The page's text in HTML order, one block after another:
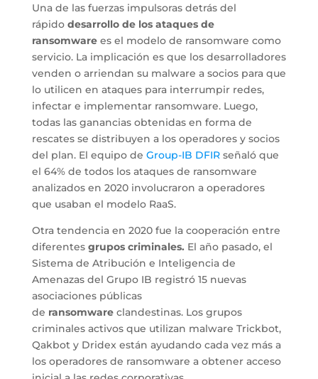
Una de las fuerzas impulsoras detrás del
rápido desarrollo de los ataques de
ransomwarees el modelo de ransomware como
servicio. La implicación es que los desarrolladores
venden o arriendan su malware a socios para que
lo utilicen en ataques para interrumpir redes,
infectar e implementar ransomware. Luego,
todas las ganancias obtenidas en forma de
rescates se distribuyen a los operadores y socios
del plan. El equipo de Group-IB DFIR señaló que
el 64% de todos los ataques de ransomware
analizados en 2020 involucraron a operadores
que usaban el modelo RaaS.
Otra tendencia en 2020 fue la cooperación entre
diferentes grupos criminales. El año pasado, el
Sistema de Atribución e Inteligencia de
Amenazas del Grupo IB registró 15 nuevas
asociaciones públicas
de ransomwareclandestinas. Los grupos
criminales activos que utilizan malware Trickbot,
Qakbot y Dridex están ayudando cada vez más a
los operadores de ransomware a obtener acceso